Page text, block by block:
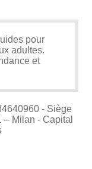
pour
adultes.
et
- Siège
Milan - Capital